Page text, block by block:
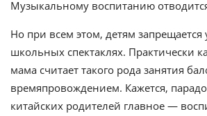
Музыкальному воспитанию
Но при всем этом, детям запрещается
школьных спектаклях. Практически
мама считает такого рода занятия
времяпровождением. Кажется,
китайских родителей главное —